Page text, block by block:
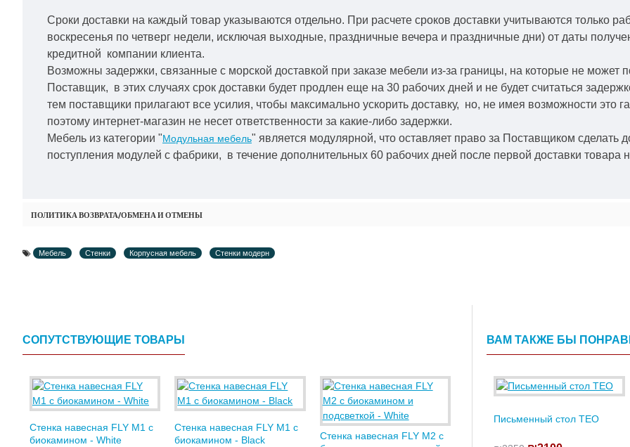
Сроки доставки на каждый товар указываются отдельно. При расчете сроков доставки учитываются только
воскресенья по четверг недели, исключая выходные, праздничные вечера и праздничные дни) от даты
кредитной компании клиента.
Возможны задержки, связанные с морской доставкой при заказе мебели из-за границы, на которые не может
Поставщик, в этих случаях срок доставки будет продлен еще на 30 рабочих дней и не будет считаться
тем поставщики прилагают все усилия, чтобы максимально ускорить доставку, но, не имея возможности это
поэтому интернет-магазин не несет ответственности за какие-либо задержки.
Мебель из категории "Модульная мебель" является модулярной, что оставляет право за Поставщиком сделать
поступления модулей с фабрики, в течение дополнительных 60 рабочих дней после первой доставки товара
ПОЛИТИКА ВОЗВРАТА/ОБМЕНА И ОТМЕНЫ
Мебель Стенки Корпусная мебель Стенки модерн
СОПУТСТВУЮЩИЕ ТОВАРЫ
Стенка навесная FLY M1 с
биокамином - White
Стенка навесная FLY M1 с
биокамином - Black
Стенка навесная FLY M2 с
ВАМ ТАКЖЕ БЫ
Письменный стол TEO